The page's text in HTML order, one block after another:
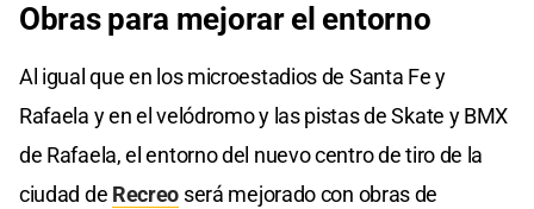
Obras para mejorar el entorno
Al igual que en los microestadios de Santa Fe y
Rafaela y en el velódromo y las pistas de Skate y BMX
de Rafaela, el entorno del nuevo centro de tiro de la
ciudad de Recreo será mejorado con obras de